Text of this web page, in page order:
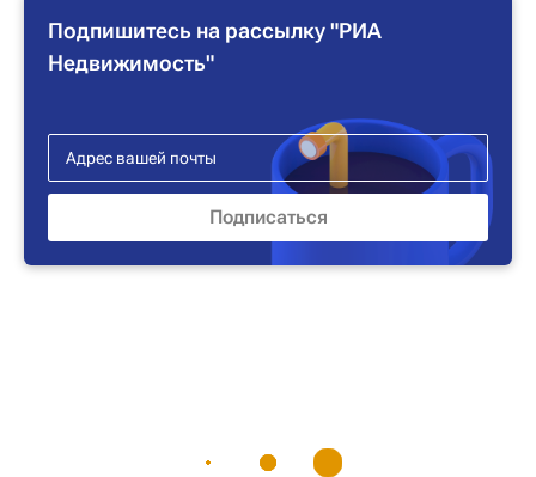
Подпишитесь на рассылку "РИА
Недвижимость"